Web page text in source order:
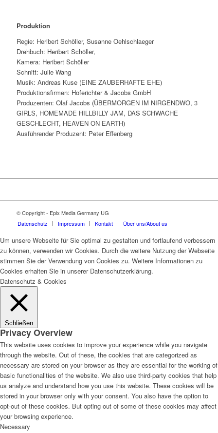
Produktion
Regie: Heribert Schöller, Susanne Oehlschlaeger
Drehbuch: Heribert Schöller,
Kamera: Heribert Schöller
Schnitt: Julie Wang
Musik: Andreas Kuse (EINE ZAUBERHAFTE EHE)
Produktionsfirmen: Hoferichter & Jacobs GmbH
Produzenten: Olaf Jacobs (ÜBERMORGEN IM NIRGENDWO, 3
GIRLS, HOMEMADE HILLBILLY JAM, DAS SCHWACHE
GESCHLECHT, HEAVEN ON EARTH)
Ausführender Produzent: Peter Effenberg
© Copyright - Epix Media Germany UG
Datenschutz
Impressum Kontakt Über uns/About us
Um unsere Webseite für Sie optimal zu gestalten und fortlaufend verbessern
zu können, verwenden wir Cookies. Durch die weitere Nutzung der Webseite
stimmen Sie der Verwendung von Cookies zu. Weitere Informationen zu
Cookies erhalten Sie in unserer Datenschutzerklärung.
Datenschutz & Cookies
Schließen
Privacy Overview
This website uses cookies to improve your experience while you navigate
through the website. Out of these, the cookies that are categorized as
necessary are stored on your browser as they are essential for the working of
basic functionalities of the website. We also use third-party cookies that help
us analyze and understand how you use this website. These cookies will be
stored in your browser only with your consent. You also have the option to
opt-out of these cookies. But opting out of some of these cookies may affect
your browsing experience.
Necessary